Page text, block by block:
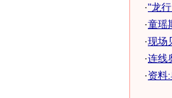
·"龙
·童瑶
·现场
·连线
·资料